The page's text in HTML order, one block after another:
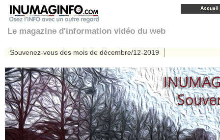
Accueil
Le magazine d'information vidéo du web
Souvenez-vous des mois de décembre/12-2019